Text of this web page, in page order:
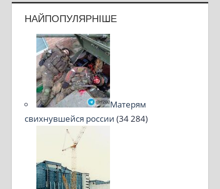
НАЙПОПУЛЯРНІШЕ
Матерям
свихнувшейся россии (34 284)